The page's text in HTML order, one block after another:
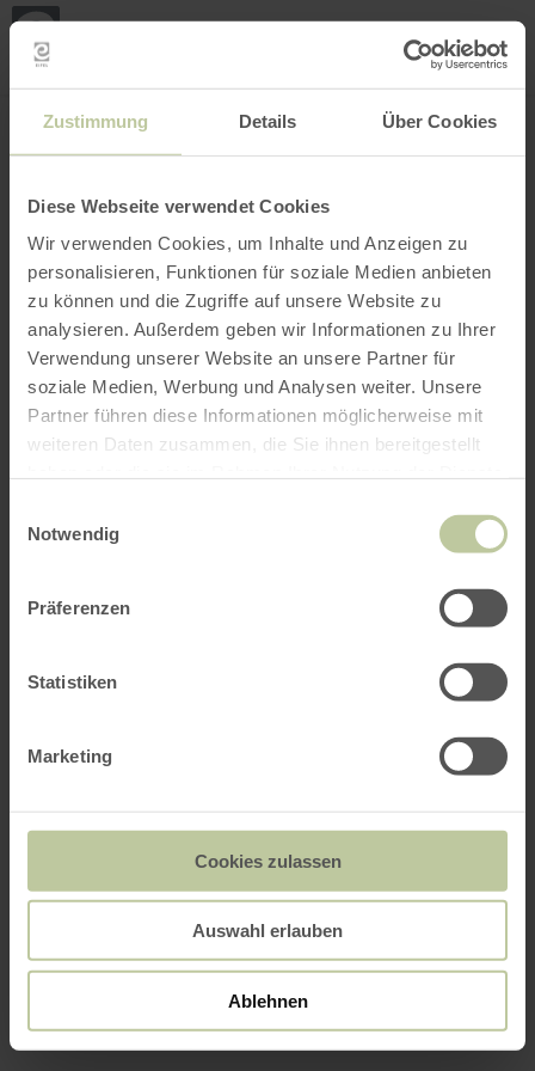
Zustimmung Details Über Cookies
Diese Webseite verwendet Cookies
Wir verwenden Cookies, um Inhalte und Anzeigen zu
personalisieren, Funktionen für soziale Medien anbieten
zu können und die Zugriffe auf unsere Website zu
analysieren. Außerdem geben wir Informationen zu Ihrer
Verwendung unserer Website an unsere Partner für
soziale Medien, Werbung und Analysen weiter. Unsere
Partner führen diese Informationen möglicherweise mit
weiteren Daten zusammen, die Sie ihnen bereitgestellt
Notwendig
Präferenzen
Statistiken
Marketing
Cookies zulassen
Auswahl erlauben
Ablehnen
INTERAKTIVE KARTE
Filter öffnen